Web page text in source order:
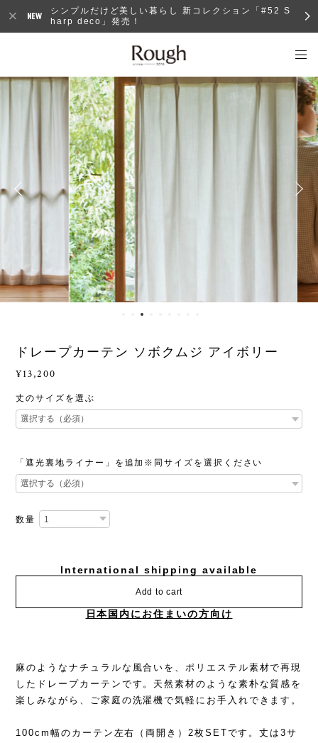
シンプルだけど美しい暮らし 新コレクション「#52 S
harp deco」発売！
ドレープカーテン ソボクムジ アイボリー
¥13,200
丈のサイズを選ぶ
「遮光裏地ライナー」を追加※同サイズを選択ください
数量
International shipping available
Add to cart
日本国内にお住まいの方向け
麻のようなナチュラルな風合いを、ポリエステル素材で再現
したドレープカーテンです。天然素材のような素朴な質感を
楽しみながら、ご家庭の洗濯機で気軽にお手入れできます。
100cm幅のカーテン左右（両開き）2枚SETです。丈は3サ